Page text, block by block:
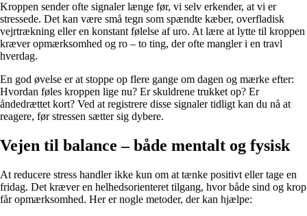
Kroppen sender ofte signaler længe før, vi selv erkender, at vi er
stressede. Det kan være små tegn som spændte kæber, overfladisk
vejrtrækning eller en konstant følelse af uro. At lære at lytte til kroppen
kræver opmærksomhed og ro – to ting, der ofte mangler i en travl
hverdag.
En god øvelse er at stoppe op flere gange om dagen og mærke efter:
Hvordan føles kroppen lige nu? Er skuldrene trukket op? Er
åndedrættet kort? Ved at registrere disse signaler tidligt kan du nå at
reagere, før stressen sætter sig dybere.
Vejen til balance – både mentalt og fysisk
At reducere stress handler ikke kun om at tænke positivt eller tage en
fridag. Det kræver en helhedsorienteret tilgang, hvor både sind og krop
får opmærksomhed. Her er nogle metoder, der kan hjælpe: